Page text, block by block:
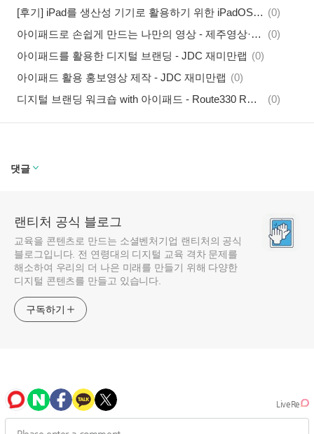
[후기] iPad를 생산성 기기로 활용하기 위한 iPadOS 기본 사용법 - 아이패드스쿨 제주캠퍼스 2월 (0)
아이패드로 손쉽게 만드는 나만의 영상 - 제주영상·문화산업진흥원
(0)
아이패드를 활용한 디지털 브랜딩 - JDC 재미만랩 (0)
아이패드 활용 홍보영상 제작 - JDC 재미만랩 (0)
디지털 브랜딩 워크숍 with 아이패드 - Route330 R클럽
(0)
댓글
랜티처 공식 블로그
교육을 콘텐츠로 만드는 소셜벤처기업 랜티처의 공식
블로그입니다. 전 연령대의 디지털 교육 격차 문제를
해소하여 우리의 더 나은 미래를 만들기 위해 다양한
디지털 콘텐츠를 만들고 있습니다.
구독하기